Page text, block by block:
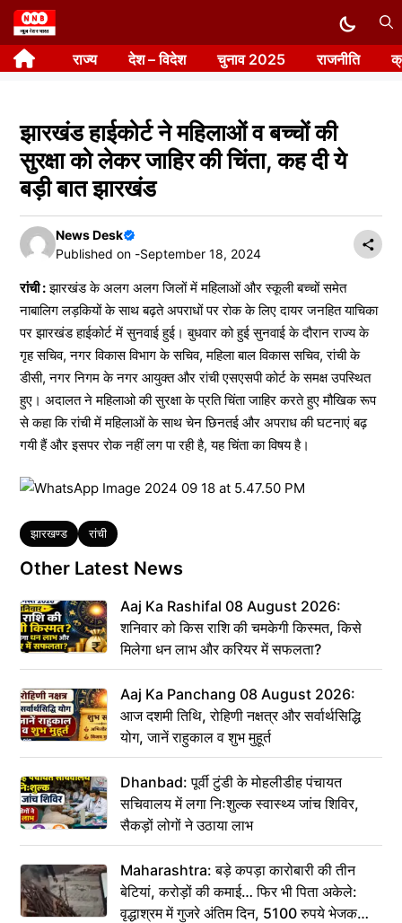
Skip
to
content राज्य देश – विदेश चुनाव 2025 राजनीति
झारखंड हाईकोर्ट ने महिलाओं व बच्चों की
सुरक्षा को लेकर जाहिर की चिंता, कह दी ये
बड़ी बात झारखंड
News Desk
Published on -September 18, 2024
रांची :झारखंड के अलग अलग जिलों में महिलाओं और स्कूली बच्चों समेत
नाबालिग लड़कियों के साथ बढ़ते अपराधों पर रोक के लिए दायर जनहित याचिका
पर झारखंड हाईकोर्ट में सुनवाई हुई। बुधवार को हुई सुनवाई के दौरान राज्य के
गृह सचिव, नगर विकास विभाग के सचिव, महिला बाल विकास सचिव, रांची के
डीसी, नगर निगम के नगर आयुक्त और रांची एसएसपी कोर्ट के समक्ष उपस्थित
हुए। अदालत ने महिलाओ की सुरक्षा के प्रति चिंता जाहिर करते हुए मौखिक रूप
से कहा कि रांची में महिलाओं के साथ चेन छिनतई और अपराध की घटनाएं बढ़
गयी हैं और इसपर रोक नहीं लग पा रही है, यह चिंता का विषय है।
Tags
झारखण्ड रांची
Other Latest News
Aaj Ka Rashifal 08 August 2026:
शनिवार को किस राशि की चमकेगी किस्मत, किसे
मिलेगा धन लाभ और करियर में सफलता?
Aaj Ka Panchang 08 August 2026:
आज दशमी तिथि, रोहिणी नक्षत्र और सर्वार्थसिद्धि
योग, जानें राहुकाल व शुभ मुहूर्त
Dhanbad: पूर्वी टुंडी के मोहलीडीह पंचायत
सचिवालय में लगा निःशुल्क स्वास्थ्य जांच शिविर,
सैकड़ों लोगों ने उठाया लाभ
Maharashtra: बड़े कपड़ा कारोबारी की तीन
बेटियां, करोड़ों की कमाई… फिर भी पिता अकेले:
वृद्धाश्रम में गुजरे अंतिम दिन, 5100 रुपये भेजकर